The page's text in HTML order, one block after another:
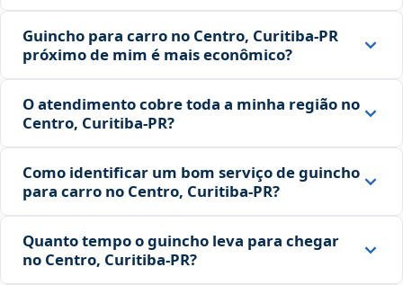
Guincho para carro no Centro, Curitiba‑PR
próximo de mim é mais econômico?
O atendimento cobre toda a minha região no
Centro, Curitiba‑PR?
Como identificar um bom serviço de guincho
para carro no Centro, Curitiba‑PR?
Quanto tempo o guincho leva para chegar
no Centro, Curitiba‑PR?